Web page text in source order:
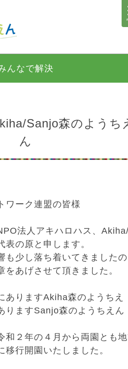
んなで解決
Sanjo森のようち
ん
ワーク連盟の皆様
法人アキハロハス、
の原と申します。
も少し落ち着いてきましたの
をあげさせて頂きました。
ありますAkiha森のようちえ
りますSanjo森のようちえん
和２年の４月から両園とも
行開園いたしました。